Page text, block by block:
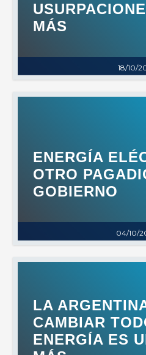
18/10/
MÁS
04/10/
ENERGÍA
OTRO
GOBIERNO
LA
CAMBIAR
ENERGÍA ES